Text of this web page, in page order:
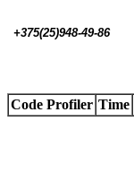
+375(25)948-49-86
Code Profiler Time